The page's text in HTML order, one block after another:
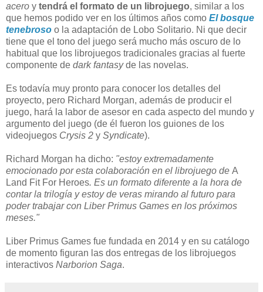
acero y tendrá el formato de un librojuego, similar a los
que hemos podido ver en los últimos años como El bosque
tenebroso o la adaptación de Lobo Solitario. Ni que decir
tiene que el tono del juego será mucho más oscuro de lo
habitual que los librojuegos tradicionales gracias al fuerte
componente de dark fantasyde las novelas.
Es todavía muy pronto para conocer los detalles del
proyecto, pero Richard Morgan, además de producir el
juego, hará la labor de asesor en cada aspecto del mundo y
argumento del juego (de él fueron los guiones de los
videojuegos Crysis 2 y Syndicate).
Richard Morgan ha dicho: "estoy extremadamente
emocionado por esta colaboración en el librojuego de A
Land Fit For Heroes. Es un formato diferente a la hora de
contar la trilogía y estoy de veras mirando al futuro para
poder trabajar con Liber Primus Games en los próximos
meses."
Liber Primus Games fue fundada en 2014 y en su catálogo
de momento figuran las dos entregas de los librojuegos
interactivos Narborion Saga.